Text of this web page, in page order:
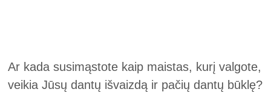
Ar kada susimąstote kaip maistas, kurį valgote,
veikia Jūsų dantų išvaizdą ir pačių dantų būklę?